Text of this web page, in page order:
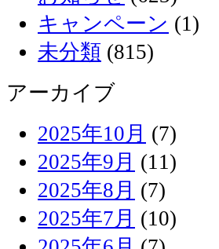
キャンペーン (1)
未分類 (815)
アーカイブ
2025年10月 (7)
2025年9月 (11)
2025年8月 (7)
2025年7月 (10)